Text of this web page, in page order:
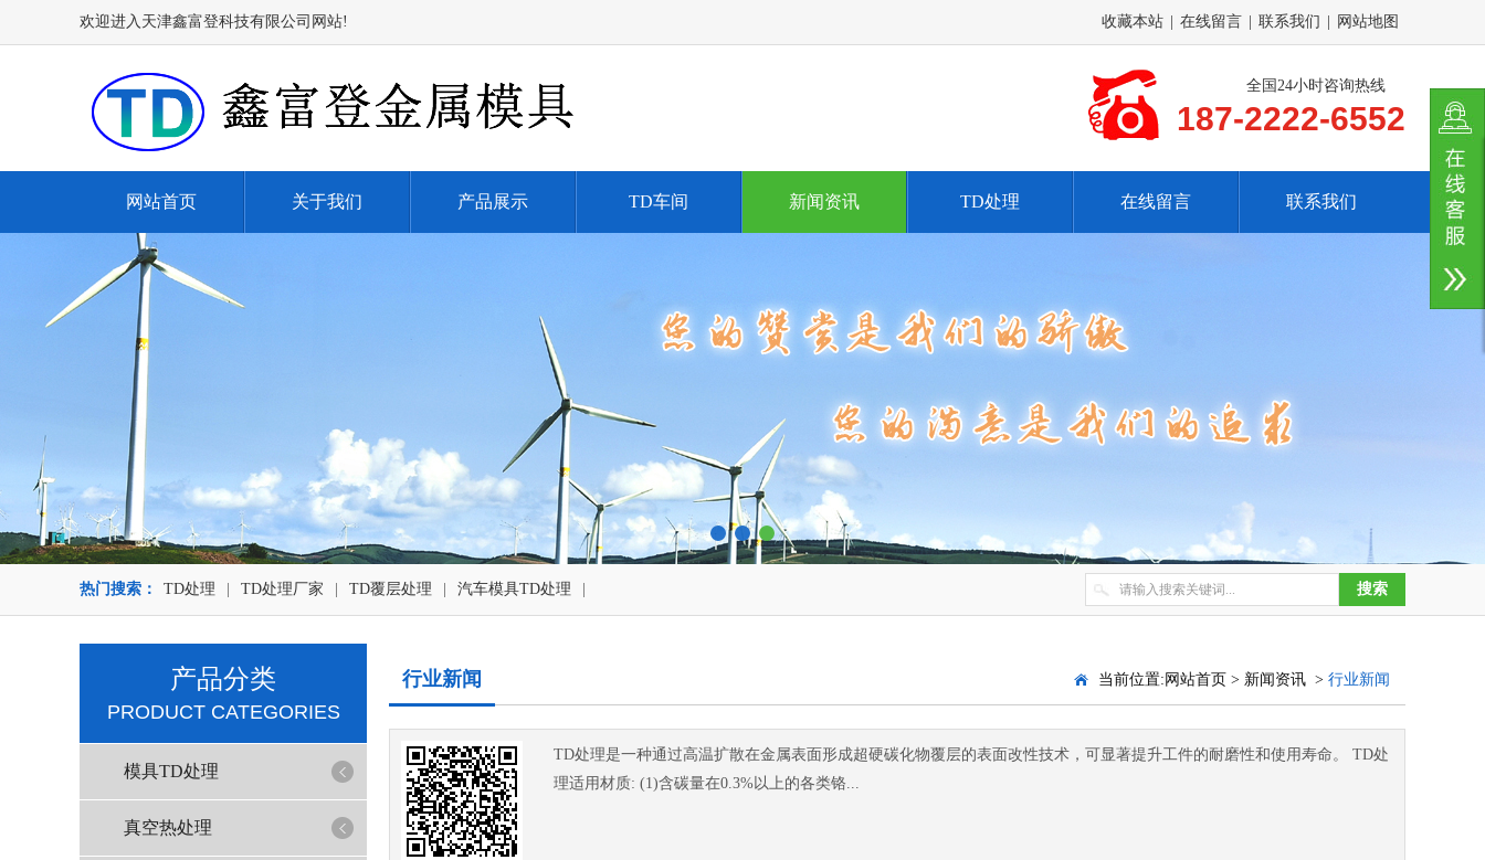
欢迎进入天津鑫富登科技有限公司网站! 收藏本站 在线留言 联系我们 网站地图
全国24小时咨询热线
187-2222-6552
网站首页 关于我们 产品展示 TD车间 新闻资讯 TD处理 在线留言 联系我们
热门搜索： TD处理 TD处理厂家 TD覆层处理 汽车模具TD处理
产品分类
PRODUCT CATEGORIES
模具TD处理
真空热处理
行业新闻 当前位置: 网站首页 > 新闻资讯 > 行业新闻
TD处理‌是一种通过高温扩散在金属表面形成超硬碳化物覆层的表面改性技术，可显著提升工件的耐磨性和使用寿命。 TD处
理适用材质: (1)含碳量在0.3%以上的各类铬...